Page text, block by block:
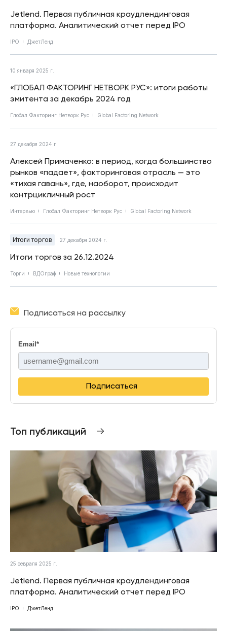
Jetlend. Первая публичная краудлендинговая
платформа. Аналитический отчет перед IPO
IPO ДжетЛенд
10 января 2025 г.
«ГЛОБАЛ ФАКТОРИНГ НЕТВОРК РУС»: итоги работы
эмитента за декабрь 2024 год
Глобал Факторинг Нетворк Рус Global Factoring Network
27 декабря 2024 г.
Алексей Примаченко: в период, когда большинство
рынков «падает», факторинговая отрасль — это
«тихая гавань», где, наоборот, происходит
контрцикличный рост
Интервью Глобал Факторинг Нетворк Рус Global Factoring Network
Итоги торгов 27 декабря 2024 г.
Итоги торгов за 26.12.2024
Торги ВДОграф Новые технологии
Подписаться на рассылку
Email *
Подписаться
Топ публикаций
25 февраля 2025 г.
Jetlend. Первая публичная краудлендинговая
платформа. Аналитический отчет перед IPO
IPO ДжетЛенд